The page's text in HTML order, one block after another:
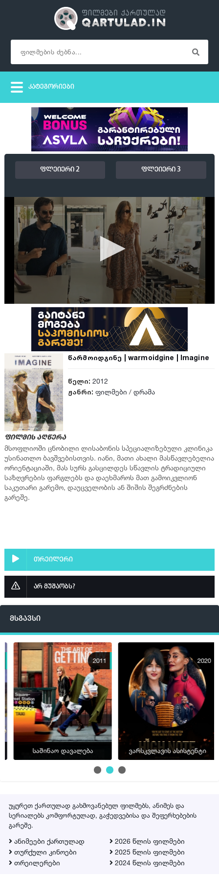
ფლეიერი 2 ფლეიერი 3
წარმოიდგინე | warmoidgine | Imagine
წელი: 2012
ჟანრი: ფილმები / დრამა
ფილმის აღწერა
მსოფლიოში ცნობილი ლისაბონის სპეციალიზებული კლინიკა
უსინათლო ბავშვებისთვის. იანი, მათი ახალი მასწავლებელია
ორიენტაციაში, მას სურს გასცილდეს სწავლის ტრადიციული
საზღვრების ფარგლებს და დაეხმაროს მათ გამოიკვლიონ
საკუთარი გარემო, დაუცველობის ან შიშის შეგრძნების
გარეშე.
თრეილერი
არ მუშაობს?
მსგავსი
2011
საშინაო დავალება
2020
ვარსკვლავის ასისტენტი
უყურეთ ქართულად გახმოვანებულ ფილმებს, ანიმეს და
სერიალებს კომფორტულად, გაჭედვებისა და შეფერხებების
გარეშე.
ანიმეები ქართულად
თურქული კინოები
თრეილერები
2026 წლის ფილმები
2025 წლის ფილმები
2024 წლის ფილმები